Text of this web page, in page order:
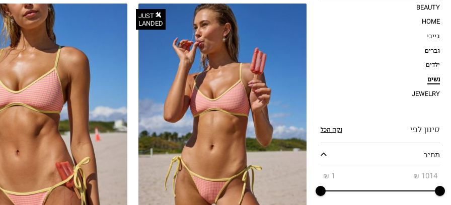
הכניסו מייל הרשמה
אני רוצה לקבל מטרמינל איקס מידע ופרסום על הטבות,
עדכונים וקולקציות חדשות באמצעי התקשרות
והטכנולוגיה השונים כגון: דוא"ל/ סמס/ וואטסאפ ועוד.
ידוע לי כי באפשרותי לבטל את ההסכמה בכל עת באיזור
האישי או בפנייה לsupport@terminalx.com. למידע
נוסף על אופן השימוש במידע האישי ראו אתמדיניות
הפרטיות.
BEAUTY
HOME
בייבי
גברים
ילדים
נשים
JEWELRY
סינון לפי נקה הכל
מחיר
1
₪ 1014
₪
JUST
LANDED
M
L
XL